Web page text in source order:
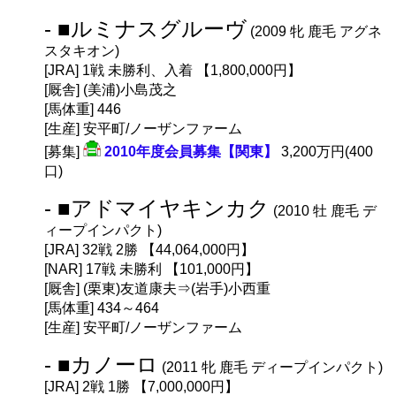
- ■ルミナスグルーヴ (2009 牝 鹿毛 アグネ
スタキオン)
[JRA] 1戦 未勝利、入着 【1,800,000円】
[厩舎] (美浦)小島茂之
[馬体重] 446
[生産] 安平町/ノーザンファーム
[募集]
2010年度会員募集【関東】
3,200万円(400
口)
- ■アドマイヤキンカク (2010 牡 鹿毛 デ
ィープインパクト)
[JRA] 32戦 2勝 【44,064,000円】
[NAR] 17戦 未勝利 【101,000円】
[厩舎] (栗東)友道康夫⇒(岩手)小西重
[馬体重] 434～464
[生産] 安平町/ノーザンファーム
- ■カノーロ (2011 牝 鹿毛 ディープインパクト)
[JRA] 2戦 1勝 【7,000,000円】